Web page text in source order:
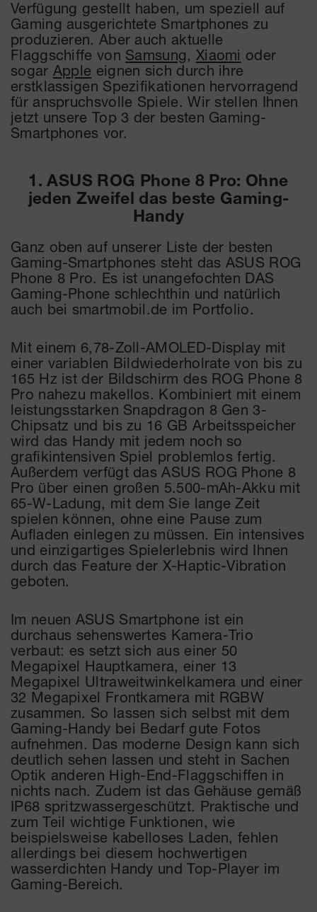
Verfügung gestellt haben, um speziell auf
Gaming ausgerichtete Smartphones zu
produzieren. Aber auch aktuelle
Flaggschiffe von Samsung, Xiaomi oder
sogar Apple eignen sich durch ihre
erstklassigen Spezifikationen hervorragend
für anspruchsvolle Spiele. Wir stellen Ihnen
jetzt unsere Top 3 der besten Gaming-
Smartphones vor.
1. ASUS ROG Phone 8 Pro: Ohne
jeden Zweifel das beste Gaming-
Handy
Ganz oben auf unserer Liste der besten
Gaming-Smartphones steht das ASUS ROG
Phone 8 Pro. Es ist unangefochten DAS
Gaming-Phone schlechthin und natürlich
auch bei smartmobil.de im Portfolio.
Mit einem 6,78-Zoll-AMOLED-Display mit
einer variablen Bildwiederholrate von bis zu
165 Hz ist der Bildschirm des ROG Phone 8
Pro nahezu makellos. Kombiniert mit einem
leistungsstarken Snapdragon 8 Gen 3-
Chipsatz und bis zu 16 GB Arbeitsspeicher
wird das Handy mit jedem noch so
grafikintensiven Spiel problemlos fertig.
Außerdem verfügt das ASUS ROG Phone 8
Pro über einen großen 5.500-mAh-Akku mit
65-W-Ladung, mit dem Sie lange Zeit
spielen können, ohne eine Pause zum
Aufladen einlegen zu müssen. Ein intensives
und einzigartiges Spielerlebnis wird Ihnen
durch das Feature der X-Haptic-Vibration
geboten.
Im neuen ASUS Smartphone ist ein
durchaus sehenswertes Kamera-Trio
verbaut: es setzt sich aus einer 50
Megapixel Hauptkamera, einer 13
Megapixel Ultraweitwinkelkamera und einer
32 Megapixel Frontkamera mit RGBW
zusammen. So lassen sich selbst mit dem
Gaming-Handy bei Bedarf gute Fotos
aufnehmen. Das moderne Design kann sich
deutlich sehen lassen und steht in Sachen
Optik anderen High-End-Flaggschiffen in
nichts nach. Zudem ist das Gehäuse gemäß
IP68 spritzwassergeschützt. Praktische und
zum Teil wichtige Funktionen, wie
beispielsweise kabelloses Laden, fehlen
allerdings bei diesem hochwertigen
wasserdichten Handy und Top-Player im
Gaming-Bereich.